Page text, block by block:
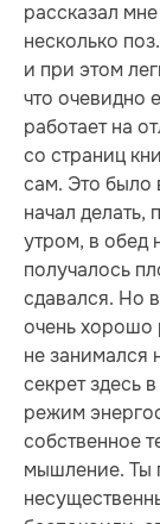
рассказал
несколько
и при этом
что очевидно
работает на
со страниц
сам. Это было
начал
утром, в обед
получалось
сдавался. Но
очень хорошо
не занимался
секрет здесь
режим
собственное
мышление. Ты